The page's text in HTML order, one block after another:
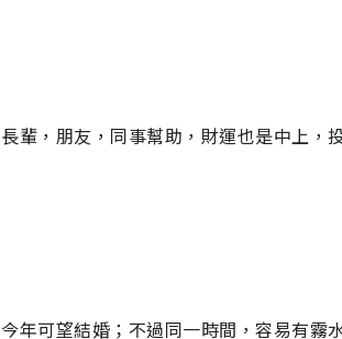
輩，朋友，同事幫助，財運也是中上，
年可望結婚；不過同一時間，容易有霧